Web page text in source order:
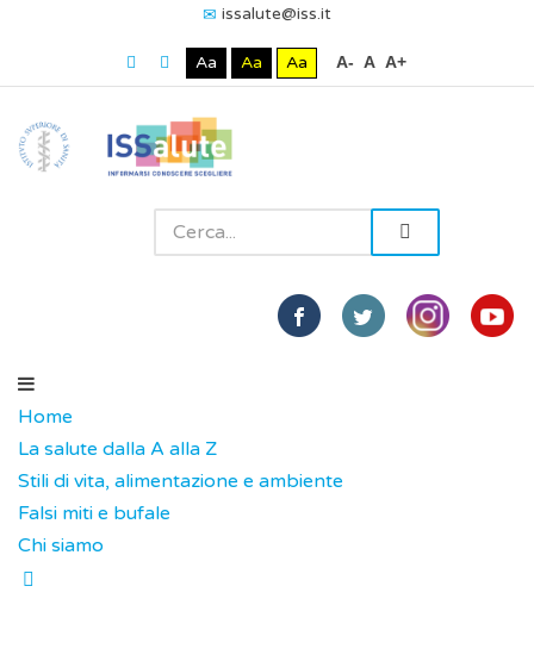
issalute@iss.it
Aa Aa Aa A- A A+
Home
La salute dalla A alla Z
Stili di vita, alimentazione e ambiente
Falsi miti e bufale
Chi siamo